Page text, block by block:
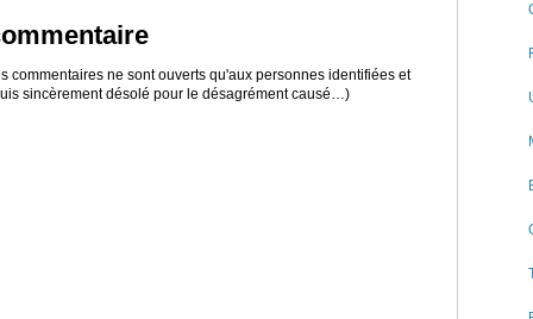
commentaires ne sont ouverts qu'aux personnes identifiées et
sincèrement désolé pour le désagrément causé…)